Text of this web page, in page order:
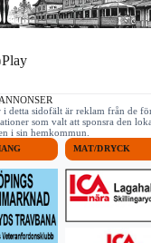
Play
i detta sidofält är reklam från de
som valt att sponsra den
i sin hemkommun.
MAT/DRYCK